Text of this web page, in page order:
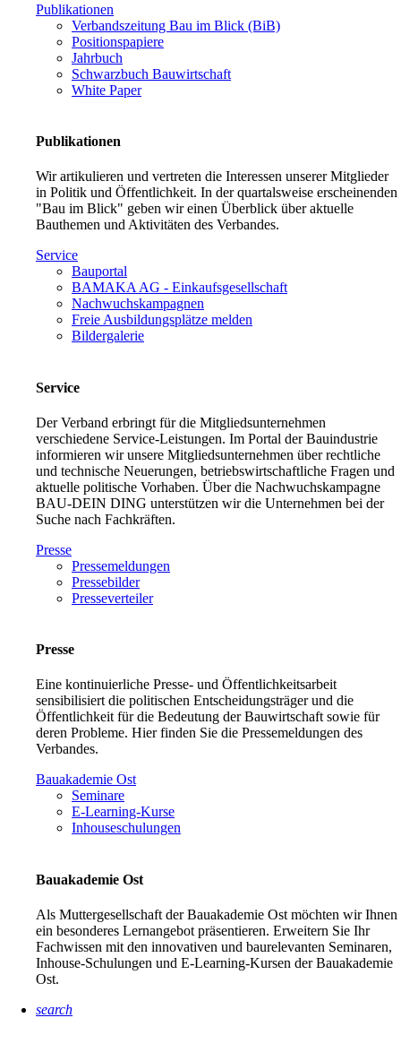
Publikationen
Verbandszeitung Bau im Blick (BiB)
Positionspapiere
Jahrbuch
Schwarzbuch Bauwirtschaft
White Paper
Publikationen
Wir artikulieren und vertreten die Interessen unserer Mitglieder
in Politik und Öffentlichkeit. In der quartalsweise erscheinenden
"Bau im Blick" geben wir einen Überblick über aktuelle
Bauthemen und Aktivitäten des Verbandes.
Service
Bauportal
BAMAKA AG - Einkaufsgesellschaft
Nachwuchskampagnen
Freie Ausbildungsplätze melden
Bildergalerie
Service
Der Verband erbringt für die Mitgliedsunternehmen
verschiedene Service-Leistungen. Im Portal der Bauindustrie
informieren wir unsere Mitgliedsunternehmen über rechtliche
und technische Neuerungen, betriebswirtschaftliche Fragen und
aktuelle politische Vorhaben. Über die Nachwuchskampagne
BAU-DEIN DING unterstützen wir die Unternehmen bei der
Suche nach Fachkräften.
Presse
Pressemeldungen
Pressebilder
Presseverteiler
Presse
Eine kontinuierliche Presse- und Öffentlichkeitsarbeit
sensibilisiert die politischen Entscheidungsträger und die
Öffentlichkeit für die Bedeutung der Bauwirtschaft sowie für
deren Probleme. Hier finden Sie die Pressemeldungen des
Verbandes.
Bauakademie Ost
Seminare
E-Learning-Kurse
Inhouseschulungen
Bauakademie Ost
Als Muttergesellschaft der Bauakademie Ost möchten wir Ihnen
ein besonderes Lernangebot präsentieren. Erweitern Sie Ihr
Fachwissen mit den innovativen und baurelevanten Seminaren,
Inhouse-Schulungen und E-Learning-Kursen der Bauakademie
Ost.
search